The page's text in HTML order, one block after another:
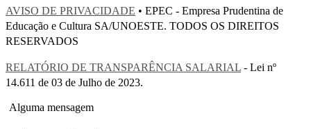
AVISO DE PRIVACIDADE • EPEC - Empresa Prudentina de
Educação e Cultura SA/UNOESTE. TODOS OS DIREITOS
RESERVADOS
RELATÓRIO DE TRANSPARÊNCIA SALARIAL - Lei nº
14.611 de 03 de Julho de 2023.
Alguma mensagem